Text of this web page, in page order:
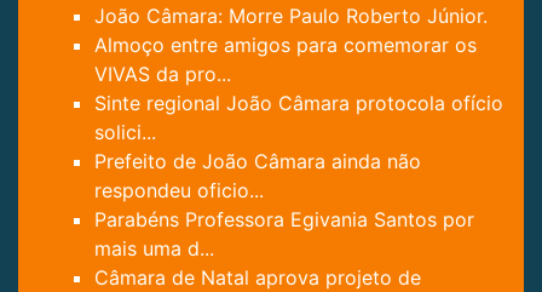
João Câmara: Morre Paulo Roberto Júnior.
Almoço entre amigos para comemorar os
VIVAS da pro...
Sinte regional João Câmara protocola ofício
solici...
Prefeito de João Câmara ainda não
respondeu oficio...
Parabéns Professora Egivania Santos por
mais uma d...
Câmara de Natal aprova projeto de